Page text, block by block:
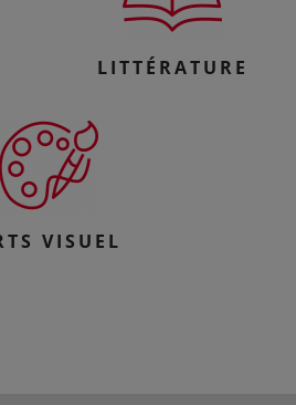
LITTÉRATURE
VISUEL